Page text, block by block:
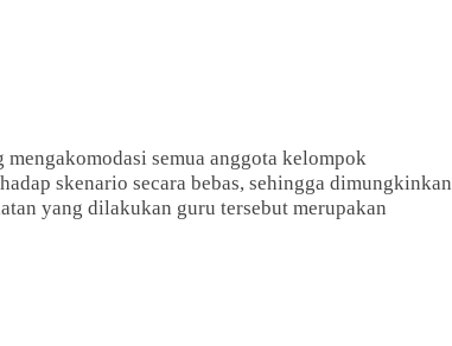
semua anggota kelompok
skenario secara bebas, sehingga dimungkinkan
yang dilakukan guru tersebut merupakan